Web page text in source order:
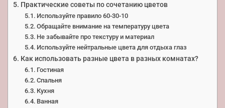
Практические советы по сочетанию цветов
Используйте правило 60-30-10
Обращайте внимание на температуру цвета
Не забывайте про текстуру и материал
Используйте нейтральные цвета для отдыха глаз
Как использовать разные цвета в разных комнатах?
Гостиная
Спальня
Кухня
Ванная